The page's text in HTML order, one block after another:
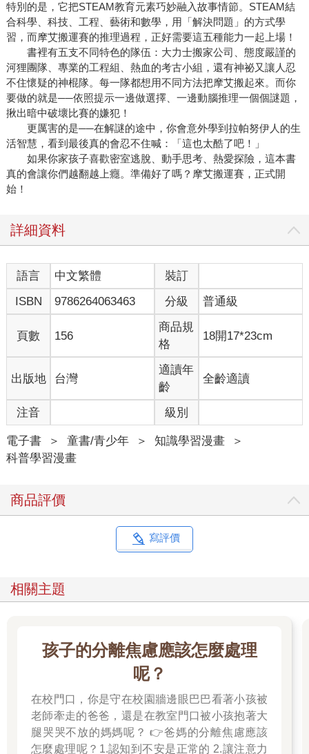
特別的是，它把STEAM教育元素巧妙融入故事情節。STEAM結
合科學、科技、工程、藝術和數學，用「解決問題」的方式學
習，而摩艾搬運賽的推理過程，正好需要這五種能力一起上場！
書裡有五支不同特色的隊伍：大力士搬家公司、態度嚴謹的
河狸團隊、專業的工程組、熱血的考古小組，還有神祕又讓人忍
不住懷疑的神棍隊。每一隊都想用不同方法把摩艾搬起來。而你
要做的就是──依照提示一邊做選擇、一邊動腦推理一個個謎題，
揪出暗中破壞比賽的嫌犯！
更厲害的是──在解謎的途中，你會意外學到拉帕努伊人的生
活智慧，看到最後真的會忍不住喊：「這也太酷了吧！」
如果你家孩子喜歡密室逃脫、動手思考、熱愛探險，這本書
真的會讓你們越翻越上癮。準備好了嗎？摩艾搬運賽，正式開
始！
詳細資料
語言 中文繁體
裝訂
ISBN
9786264063463 分級 普通級
頁數 156
商品規
格
18開17*23cm
出版地 台灣
適讀年
齡
全齡適讀
注音 級別
電子書 ＞ 童書/青少年 ＞ 知識學習漫畫
＞
科普學習漫畫
商品評價
寫評價
相關主題
孩子的分離焦慮應該怎麼處理
呢？
在校門口，你是守在校園牆邊眼巴巴看著小孩被
老師牽走的爸爸，還是在教室門口被小孩抱著大
腿哭哭不放的媽媽呢？ 👉爸媽的分離焦慮應該
怎麼處理呢？1.認知到不安是正常的 2.讓注意力